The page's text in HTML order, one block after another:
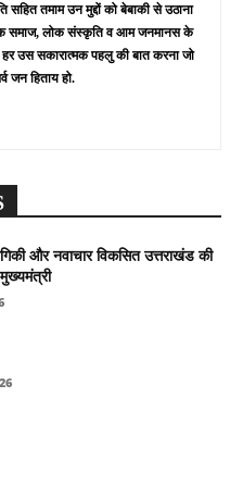
सहित तमाम उन मुद्दों को बेबाकी से उठाना
समाज, लोक संस्कृति व आम जनमानस के
हर उस सकारात्मक पहलु की बात करना जो
जन हिताय हो.
और नवाचार विकसित उत्तराखंड की